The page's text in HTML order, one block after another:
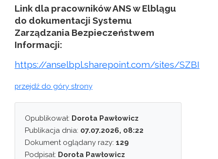
Link dla pracowników ANS w Elblągu
do dokumentacji Systemu
Zarządzania Bezpieczeństwem
Informacji:
https://anselbpl.sharepoint.com/sites/SZBI
przejdź do góry strony
Opublikował: Dorota Pawłowicz
Publikacja dnia: 07.07.2026, 08:22
Dokument oglądany razy: 129
Podpisał: Dorota Pawłowicz